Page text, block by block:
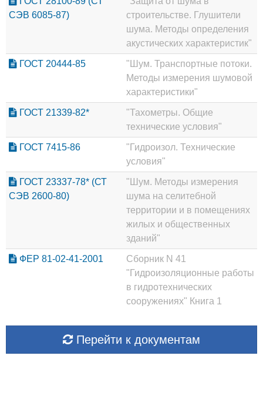
СЭВ 6085-87)
строительстве. Глушители
шума. Методы определения
акустических характеристик"
ГОСТ 20444-85
"Шум. Транспортные потоки.
Методы измерения шумовой
характеристики"
ГОСТ 21339-82*
"Тахометры. Общие
технические условия"
ГОСТ 7415-86
"Гидроизол. Технические
условия"
ГОСТ 23337-78* (СТ
СЭВ 2600-80)
"Шум. Методы измерения
шума на селитебной
территории и в помещениях
жилых и общественных
зданий"
ФЕР 81-02-41-2001
Сборник N 41
"Гидроизоляционные работы
в гидротехнических
сооружениях" Книга 1
Перейти к документам